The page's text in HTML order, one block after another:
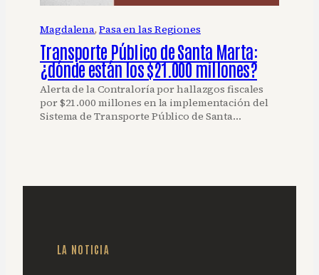
Magdalena, Pasa en las Regiones
Transporte Público de Santa Marta:
¿dónde están los $21.000 millones?
Alerta de la Contraloría por hallazgos fiscales
por $21.000 millones en la implementación del
Sistema de Transporte Público de Santa…
LA NOTICIA